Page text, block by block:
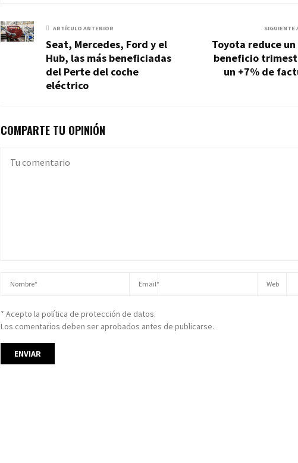
ARTÍCULO ANTERIOR
Seat, Mercedes, Ford y el
Hub, las más beneficiadas
del Perte del coche
eléctrico
SIGUIENTE
Toyota reduce un
beneficio
un +7% de
COMPARTE TU OPINIÓN
* Acepto la política de protección de datos.
Los comentarios deben ser aprobados antes de publicarse.